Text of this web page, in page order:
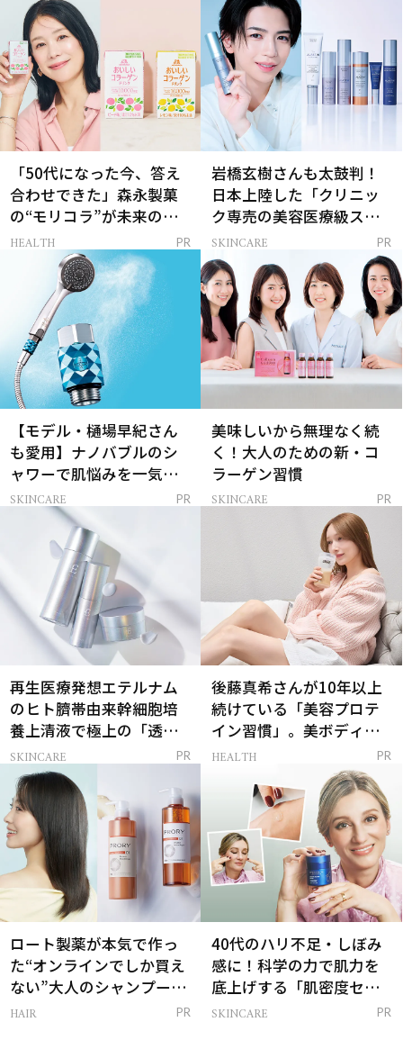
「50代になった今、答え
合わせできた」森永製菓
の“モリコラ”が未来のキ
レイを連れてくる！
HEALTH PR
岩橋玄樹さんも太鼓判！
日本上陸した「クリニッ
ク専売の美容医療級スキ
ンケア」
SKINCARE PR
【モデル・樋場早紀さん
も愛用】ナノバブルのシ
ャワーで肌悩みを一気に
解決
SKINCARE PR
美味しいから無理なく続
く！大人のための新・コ
ラーゲン習慣
SKINCARE PR
再生医療発想エテルナム
のヒト臍帯由来幹細胞培
養上清液で極上の「透明
感ハリ肌」へ
SKINCARE PR
後藤真希さんが10年以上
続けている「美容プロテ
イン習慣」。美ボディを
支える朝ルーティンと
HEALTH PR
ロート製薬が本気で作っ
た“オンラインでしか買え
ない”大人のシャンプー＆
トリートメントって？
HAIR PR
40代のハリ不足・しぼみ
感に！科学の力で肌力を
底上げする「肌密度セラ
ム」
SKINCARE PR